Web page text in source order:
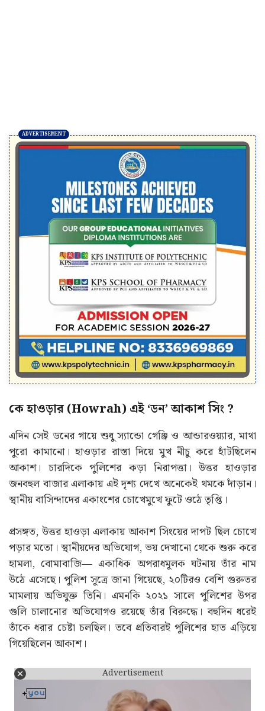
কে হাওড়ার (Howrah) এই ‘ডন’ আকাশ সিং ?
এদিন সেই ডনের গায়ে শুধু স্যান্ডো গেঞ্জি ও আন্ডারওয়্যার, মাথা
পুরো কামানো। হাওড়ার রাস্তা দিয়ে মুখ নীচু করে হাঁটছিলেন
আকাশ। চারদিকে পুলিশের কড়া নিরাপত্তা। উত্তর হাওড়ার
জনবহুল বাজার এলাকায় এই দৃশ্য দেখে অনেকেই থমকে দাঁড়ান।
স্থানীয় বাসিন্দাদের একাংশের চোখেমুখে ফুটে ওঠে তৃপ্তি।
প্রসঙ্গত, উত্তর হাওড়া এলাকায় আকাশ সিংয়ের দাপট ছিল চোখে
পড়ার মতো। স্থানীয়দের অভিযোগ, ভয় দেখানো থেকে শুরু করে
হামলা, বোমাবাজি— একাধিক অপরাধমূলক ঘটনায় তাঁর নাম
উঠে এসেছে। পুলিশ সূত্রে জানা গিয়েছে, ২০টিরও বেশি গুরুতর
মামলায় অভিযুক্ত তিনি। এমনকি ২০২১ সালে পুলিশের উপর
গুলি চালানোর অভিযোগও রয়েছে তাঁর বিরুদ্ধে। বহুদিন ধরেই
তাঁকে ধরার চেষ্টা চলছিল। তবে প্রতিবারই পুলিশের হাত এড়িয়ে
গিয়েছিলেন আকাশ।
Advertisement